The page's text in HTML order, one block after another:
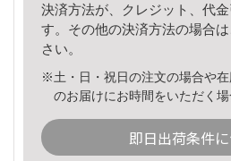
決済方法が、クレジット、代
す。その他の決済方法の場合は
さい。
※土・日・祝日の注文の場合や
のお届けにお時間をいただく場
即日出荷条件